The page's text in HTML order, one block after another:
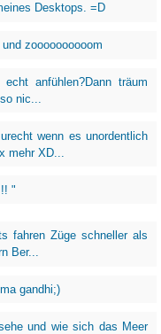
Desktops. =D
zoooooooooom
anfühlen?Dann träum
nic...
wenn es unordentlich
mehr XD...
"
fahren Züge schneller als
Ber...
gandhi;)
und wie sich das Meer